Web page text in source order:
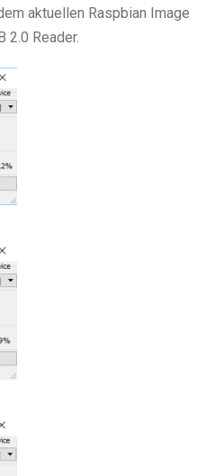
aktuellen Raspbian Image
2.0 Reader.